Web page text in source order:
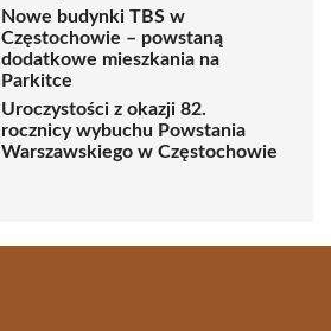
Nowe budynki TBS w
Częstochowie – powstaną
dodatkowe mieszkania na
Parkitce
Uroczystości z okazji 82.
rocznicy wybuchu Powstania
Warszawskiego w Częstochowie